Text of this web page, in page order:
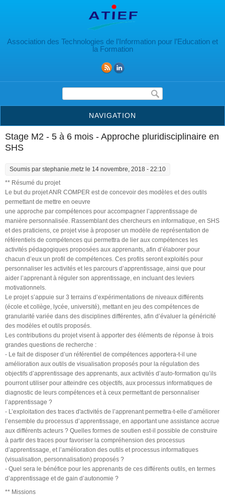
Association des Technologies de l’Information pour l’Education et
la Formation
Formulaire de recherche
NAVIGATION
Stage M2 - 5 à 6 mois - Approche pluridisciplinaire en
SHS
Soumis par stephanie.metz le 14 novembre, 2018 - 22:10
** Résumé du projet
Le but du projet ANR COMPER est de concevoir des modèles et des outils
permettant de mettre en oeuvre
une approche par compétences pour accompagner l’apprentissage de
manière personnalisée. Rassemblant des chercheurs en informatique, en SHS
et des praticiens, ce projet vise à proposer un modèle de représentation de
référentiels de compétences qui permettra de lier aux compétences les
activités pédagogiques proposées aux apprenants, afin d’élaborer pour
chacun d’eux un profil de compétences. Ces profils seront exploités pour
personnaliser les activités et les parcours d’apprentissage, ainsi que pour
aider l’apprenant à réguler son apprentissage, en incluant des leviers
motivationnels.
Le projet s’appuie sur 3 terrains d’expérimentations de niveaux différents
(école et collège, lycée, université), mettant en jeu des compétences de
granularité variée dans des disciplines différentes, afin d’évaluer la généricité
des modèles et outils proposés.
Les contributions du projet visent à apporter des éléments de réponse à trois
grandes questions de recherche :
- Le fait de disposer d’un référentiel de compétences apportera-t-il une
amélioration aux outils de visualisation proposés pour la régulation des
objectifs d’apprentissage des apprenants, aux activités d’auto-formation qu’ils
pourront utiliser pour atteindre ces objectifs, aux processus informatiques de
diagnostic de leurs compétences et à ceux permettant de personnaliser
l’apprentissage ?
- L’exploitation des traces d'activités de l’apprenant permettra-t-elle d’améliorer
l’ensemble du processus d’apprentissage, en apportant une assistance accrue
aux différents acteurs ? Quelles formes de soutien est-il possible de construire
à partir des traces pour favoriser la compréhension des processus
d’apprentissage, et l’amélioration des outils et processus informatiques
(visualisation, personnalisation) proposés ?
- Quel sera le bénéfice pour les apprenants de ces différents outils, en termes
d’apprentissage et de gain d’autonomie ?
** Missions